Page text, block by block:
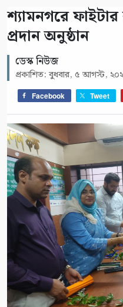
শ্যামনগরে ফাইটার
প্রদান অনুষ্ঠান
ডেস্ক নিউজ
প্রকাশিত: বুধবার, ৫ আগস্ট,
Facebook Tweet